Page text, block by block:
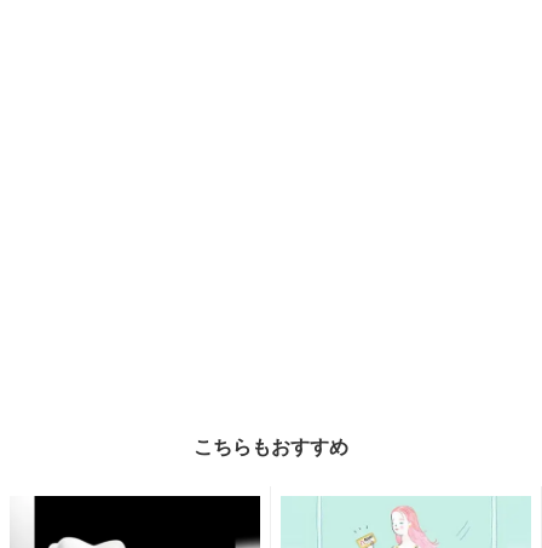
こちらもおすすめ